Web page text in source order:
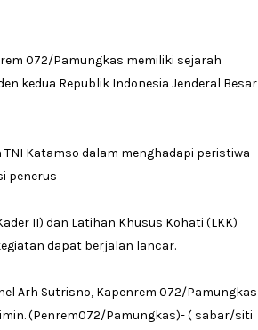
072/Pamungkas memiliki sejarah
kedua Republik Indonesia Jenderal Besar
Katamso dalam menghadapi peristiwa
penerus
II) dan Latihan Khusus Kohati (LKK)
dapat berjalan lancar.
Arh Sutrisno, Kapenrem 072/Pamungkas
(Penrem072/Pamungkas)- ( sabar/siti